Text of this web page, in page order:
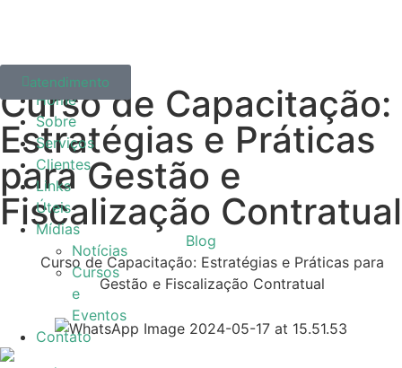
Home
Sobre
Serviços
Clientes
Links
Úteis
Mídias
Notícias
Cursos
e
Eventos
Contato
atendimento
Curso de Capacitação:
Estratégias e Práticas
para Gestão e
Fiscalização Contratual
Blog
Curso de Capacitação: Estratégias e Práticas para
Gestão e Fiscalização Contratual